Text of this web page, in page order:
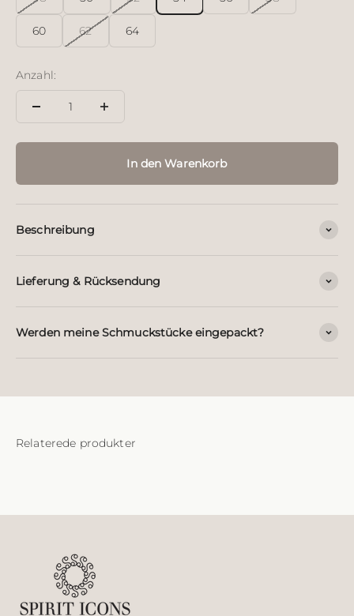
60 62 64
Anzahl:
In den Warenkorb
Beschreibung
Lieferung & Rücksendung
Werden meine Schmuckstücke eingepackt?